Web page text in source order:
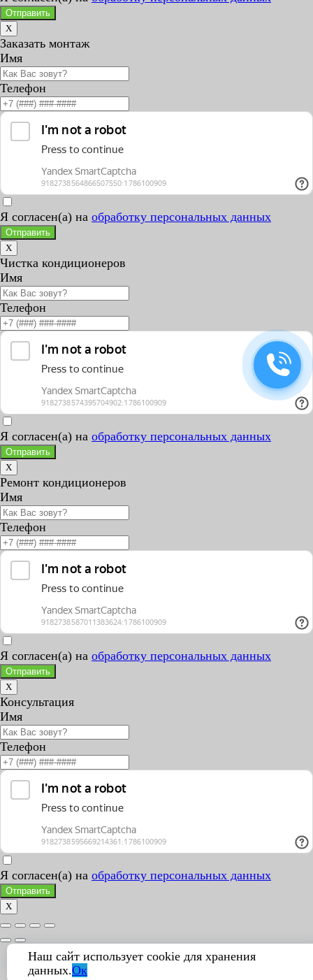
Отправить
X
Заказать монтаж
Имя
Телефон
Я согласен(а) на обработку персональных данных
Отправить
X
Чистка кондиционеров
Имя
Телефон
Я согласен(а) на обработку персональных данных
Отправить
X
Ремонт кондиционеров
Имя
Телефон
Я согласен(а) на обработку персональных данных
Отправить
X
Консультация
Имя
Телефон
Я согласен(а) на обработку персональных данных
Отправить
X
Наш сайт использует cookie для хранения
данных.Ок